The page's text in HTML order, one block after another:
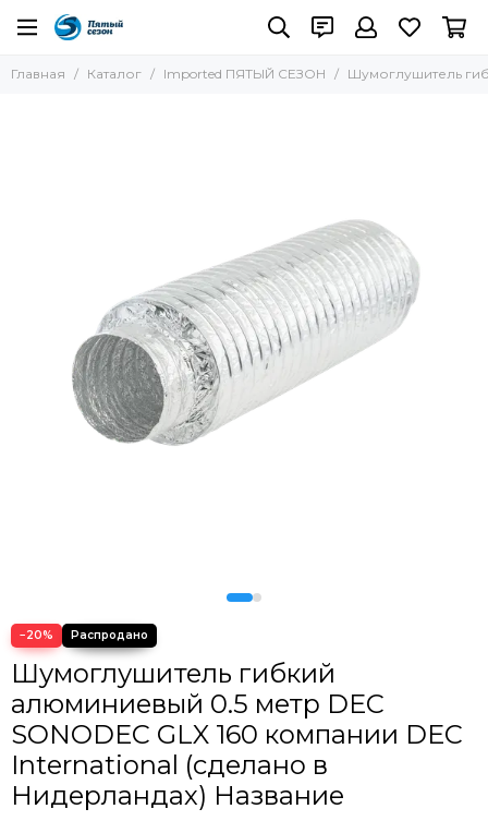
Главная Каталог Imported ПЯТЫЙ СЕЗОН Шумоглушитель
−20%
Шумоглушитель гибкий
алюминиевый 0.5 метр DEC
SONODEC GLX 160 компании DEC
International (сделано в
Нидерландах) Название